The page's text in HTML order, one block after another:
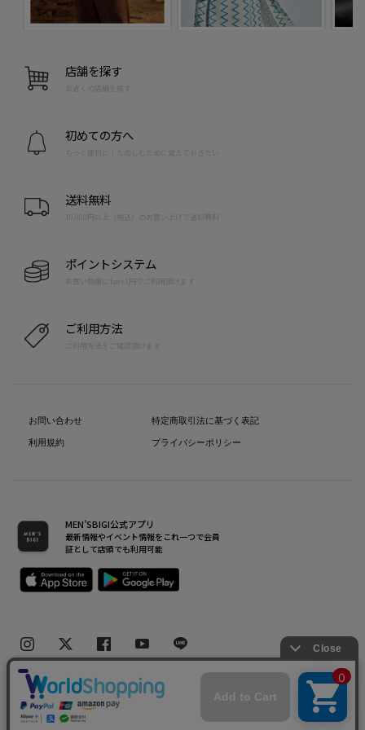
店舗を探す
お近くの店舗を探す
初めての方へ
もっと便利に！たのしむために覚えておきたい
送料無料
10,000円以上（税込）のお買い上げで送料無料
ポイントシステム
お買い物毎に1pt=1円でご利用頂けます
ご利用方法
ご利用方法をご確認頂けます
お問い合わせ
利用規約
特定商取引法に基づく表記
プライバシーポリシー
MEN’SBIGI公式アプリ
最新情報やイベント情報をこれ一つで会員
証として店頭でも利用可能
Copyright(C) Bigi Co.,Ltd.All Rights Reserved.